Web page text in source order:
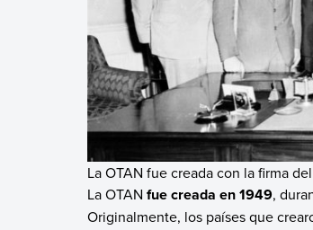
La OTAN fue creada con la firma
La OTAN fue creada en 1949,
Originalmente, los países que